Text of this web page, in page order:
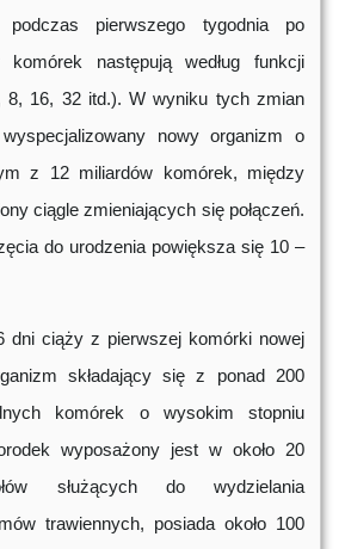
podczas pierwszego tygodnia po
komórek następują według funkcji
8, 16, 32 itd.). W wyniku tych zmian
nowy organizm o
z 12 miliardów komórek, między
ciągle zmieniających się połączeń.
do urodzenia powiększa się 10 –
dni ciąży z pierwszej komórki nowej
składający się z ponad 200
komórek o wysokim stopniu
wyposażony jest w około 20
służących do wydzielania
trawiennych, posiada około 100